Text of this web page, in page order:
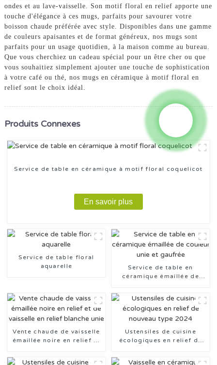
ondes et au lave-vaisselle. Son motif floral en relief apporte une
touche d'élégance à ces mugs, parfaits pour savourer votre
boisson chaude préférée avec style. Disponibles dans une gamme
de couleurs apaisantes et de format généreux, nos mugs sont
parfaits pour un usage quotidien, à la maison comme au bureau.
Que vous cherchiez un cadeau spécial pour un être cher ou que
vous souhaitiez simplement ajouter une touche de sophistication
à votre café ou thé, nos mugs en céramique à motif floral en
relief sont le choix idéal.
Produits Connexes
Service de table en céramique à motif floral coquelicot
En savoir plus
Service de table floral
aquarelle
Service de table en
céramique émaillée de
Vente chaude de vaisselle
émaillée noire en relief et
Ustensiles de cuisine
écologiques en relief de